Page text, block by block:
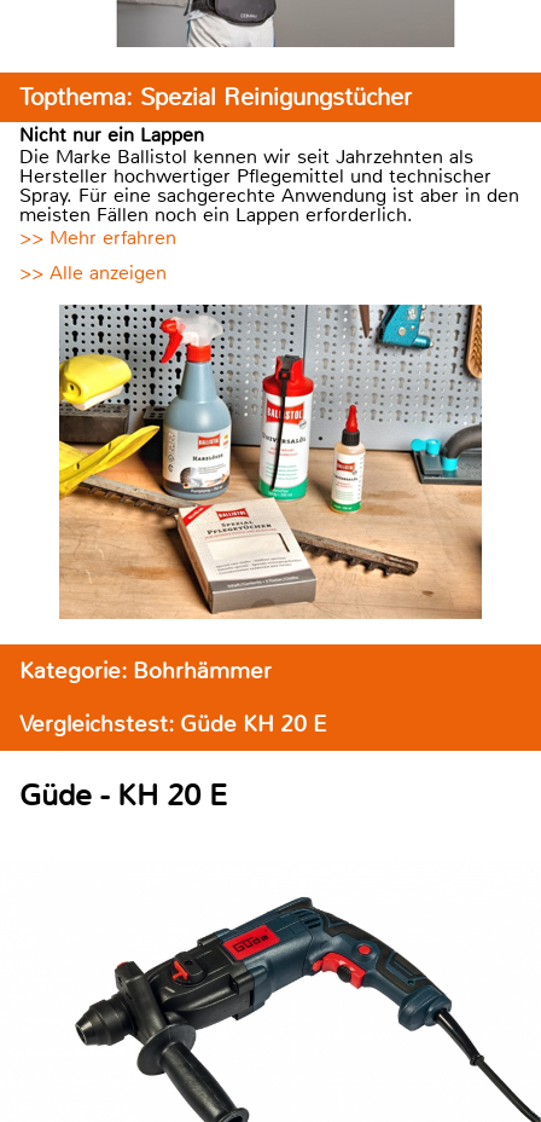
Topthema: Spezial Reinigungstücher
Nicht nur ein Lappen
Die Marke Ballistol kennen wir seit Jahrzehnten als
Hersteller hochwertiger Pflegemittel und technischer
Spray. Für eine sachgerechte Anwendung ist aber in den
meisten Fällen noch ein Lappen erforderlich.
>> Mehr erfahren
>> Alle anzeigen
Kategorie: Bohrhämmer
Vergleichstest: Güde KH 20 E
Güde - KH 20 E